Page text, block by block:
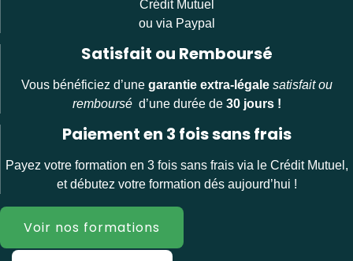
Crédit Mutuel
ou via Paypal
Satisfait ou Remboursé
Vous bénéficiez d’une garantie extra-légale satisfait ou
remboursé d’une durée de 30 jours !
Paiement en 3 fois sans frais
Payez votre formation en 3 fois sans frais via le Crédit Mutuel,
et débutez votre formation dés aujourd’hui !
Voir nos formations